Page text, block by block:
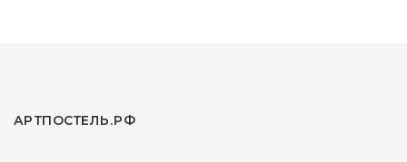
АРТПОСТЕЛЬ.РФ